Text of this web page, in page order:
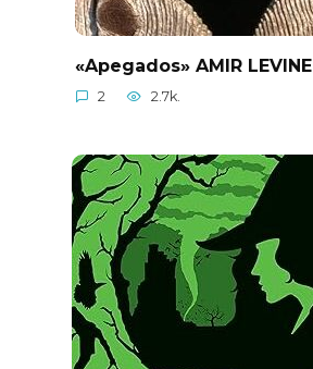
«Apegados» AMIR LEVINE
2 2.7k.